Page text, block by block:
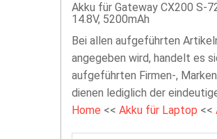
Akku für Gateway CX200 S-
14.8V, 5200mAh
Bei allen aufgeführten
angegeben wird, handelt es
aufgeführten Firmen-,
dienen lediglich der
Home << Akku für Laptop <<